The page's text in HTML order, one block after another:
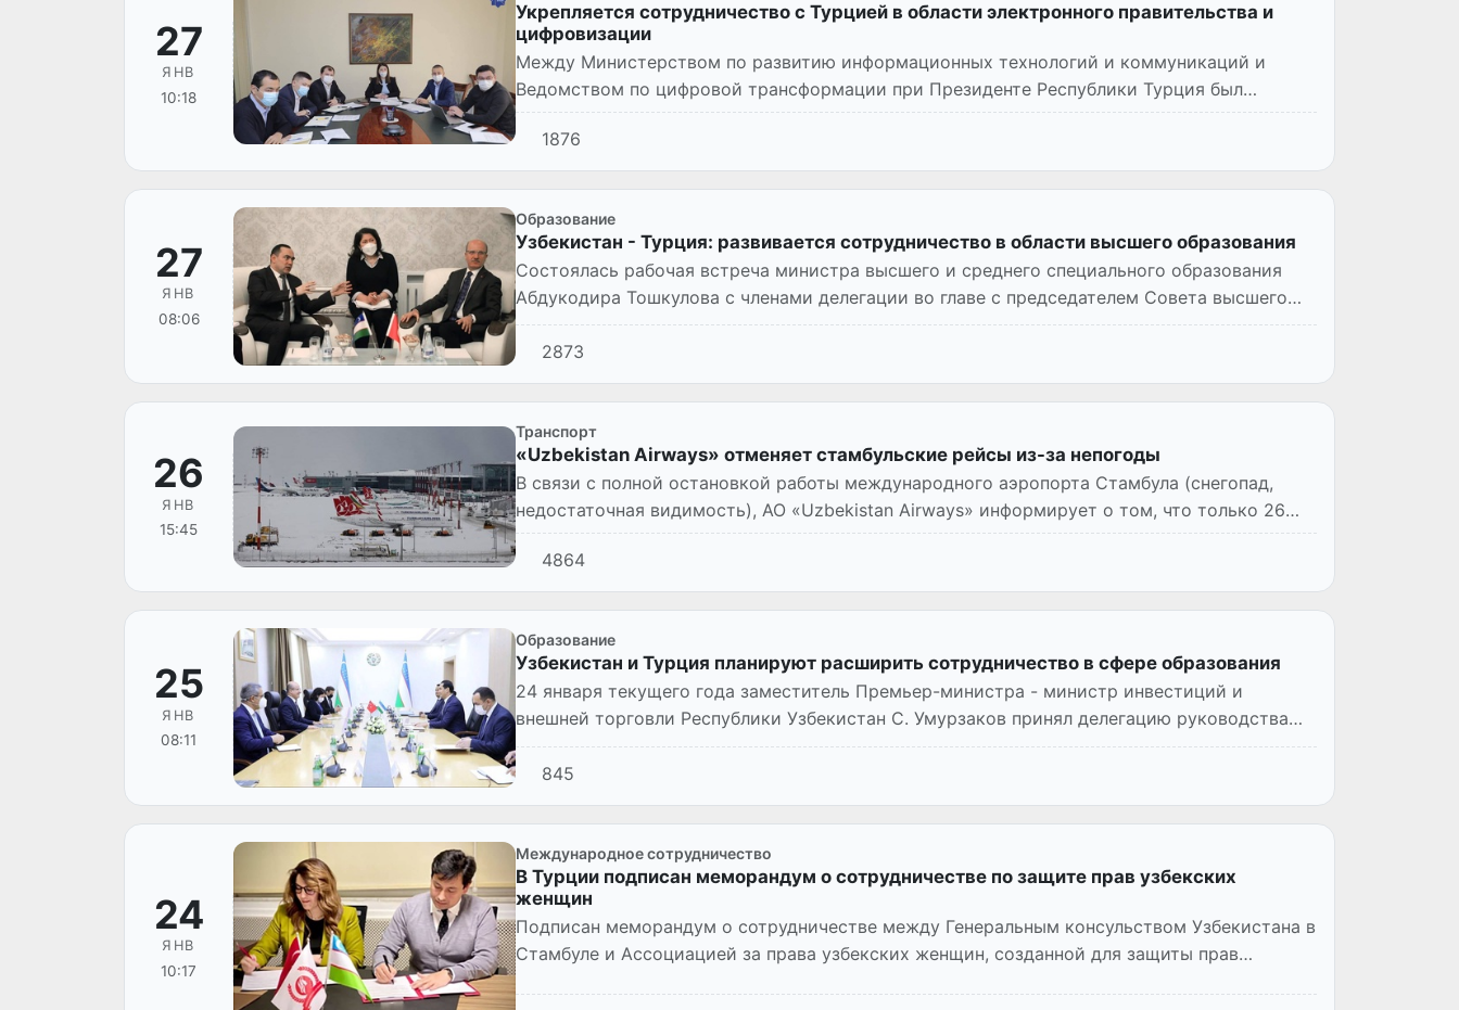
27
ЯНВ
10:18
Укрепляется сотрудничество с Турцией в области электронного правительства и
цифровизации
Между Министерством по развитию информационных технологий и коммуникаций и
Ведомством по цифровой трансформации при Президенте Республики Турция был
разработан меморандум в области...
1876
27
ЯНВ
08:06
Образование
Узбекистан - Турция: развивается сотрудничество в области высшего образования
Состоялась рабочая встреча министра высшего и среднего специального образования
Абдукодира Тошкулова с членами делегации во главе с председателем Совета высшего
образования Турецко...
2873
26
ЯНВ
15:45
Транспорт
«Uzbekistan Airways» отменяет стамбульские рейсы из-за непогоды
В связи с полной остановкой работы международного аэропорта Стамбула (снегопад,
недостаточная видимость), АО «Uzbekistan Airways» информирует о том, что только 26
января 2022 года...
4864
25
ЯНВ
08:11
Образование
Узбекистан и Турция планируют расширить сотрудничество в сфере образования
24 января текущего года заместитель Премьер-министра - министр инвестиций и
внешней торговли Республики Узбекистан С. Умурзаков принял делегацию руководства
Совета высшего образова...
845
24
ЯНВ
10:17
Международное сотрудничество
В Турции подписан меморандум о сотрудничестве по защите прав узбекских
женщин
Подписан меморандум о сотрудничестве между Генеральным консульством Узбекистана в
Стамбуле и Ассоциацией за права узбекских женщин, созданной для защиты прав